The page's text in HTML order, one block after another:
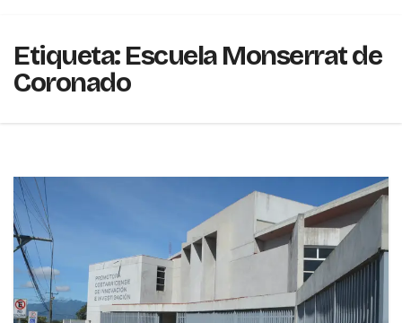
Etiqueta:Escuela Monserrat de
Coronado